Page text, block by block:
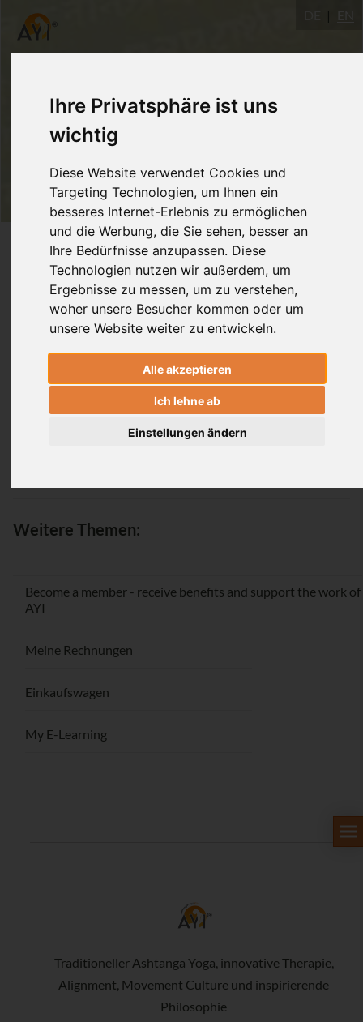
Ihre Privatsphäre ist uns
wichtig
Diese Website verwendet Cookies und
Targeting Technologien, um Ihnen ein
besseres Internet-Erlebnis zu ermöglichen
und die Werbung, die Sie sehen, besser an
Ihre Bedürfnisse anzupassen. Diese
Technologien nutzen wir außerdem, um
Ergebnisse zu messen, um zu verstehen,
woher unsere Besucher kommen oder um
unsere Website weiter zu entwickeln.
Alle akzeptieren
Ich lehne ab
Einstellungen ändern
Login
Passwort vergessen / Registrieren
Weitere Themen:
Become a member - receive benefits and support the work of
AYI
Meine Rechnungen
Einkaufswagen
My E-Learning
Traditioneller Ashtanga Yoga, innovative Therapie,
Alignment, Movement Culture und inspirierende
Philosophie